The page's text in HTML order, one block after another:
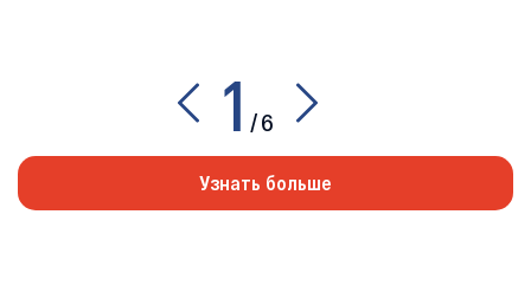
1 /6
Узнать больше